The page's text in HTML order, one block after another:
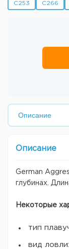
C253 C266
Описание
German
глубинах.
Некоторые
тип
вид